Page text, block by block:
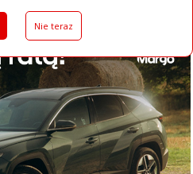
Nie teraz